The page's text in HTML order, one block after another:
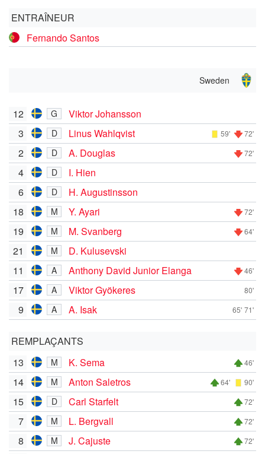
ENTRAÎNEUR
Fernando Santos
Sweden
12 G
Viktor Johansson
3
D Linus Wahlqvist 59' 72'
2 D A. Douglas 72'
4 D
I. Hien
6
D
H. Augustinsson
18
M Y. Ayari 72'
19 M M. Svanberg 64'
21 M
D. Kulusevski
11
A Anthony David Junior Elanga 46'
17 A Viktor Gyökeres 80'
9 A A. Isak 65' 71'
REMPLAÇANTS
13
M K. Sema 46'
14 M Anton Saletros 64' 90'
15 D Carl Starfelt 72'
7 M L. Bergvall 72'
8 M J. Cajuste 72'